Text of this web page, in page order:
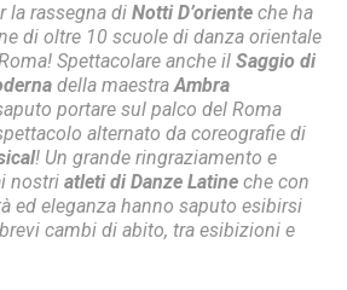
la rassegna di Notti D’oriente che ha
di oltre 10 scuole di danza orientale
Spettacolare anche il Saggio di
della maestraAmbra
portare sul palco del Roma
alternato da coreografie di
! Un grande ringraziamento e
nostri atleti di Danze Latine che con
ed eleganza hanno saputo esibirsi
cambi di abito, tra esibizioni e